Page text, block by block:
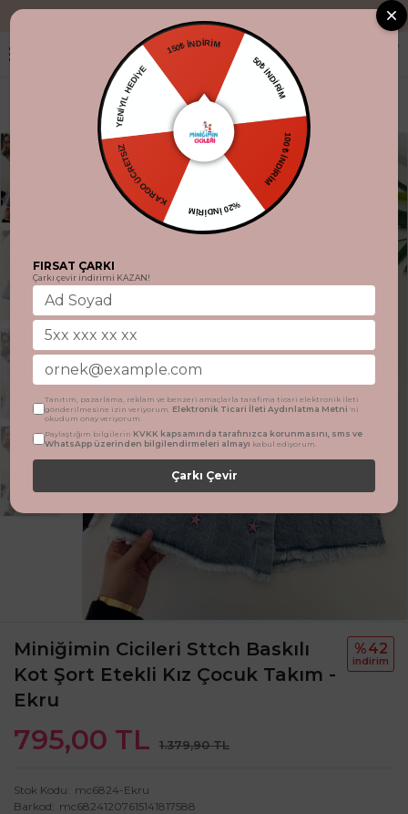
"Aynı gün
Miniğimin Cicileri Sttch Baskılı
Kot Şort Etekli Kız Çocuk Takım -
Ekru
795,00 TL 1.379,90 TL
%42
i̇ndi̇ri̇m
Stok Kodu
mc6824-Ekru
Barkod
mc68241207615141817588
150₺ İNDİRİM
50₺ İNDİRİM
100 ₺ İNDİRİM
%20 İNDİRİM
KARGO ÜCRETSİZ
YENİYIL HEDİYE
FIRSAT ÇARKI
Çarkı çevir indirimi KAZAN!
Tanıtım, pazarlama, reklam ve benzeri amaçlarla tarafıma ticari elektronik ileti
gönderilmesine izin veriyorum. Elektronik Ticari İleti Aydınlatma Metni 'ni
okudum onay veriyorum.
Paylaştığım bilgilerin KVKK kapsamında tarafınızca korunmasını, sms ve
WhatsApp üzerinden bilgilendirmeleri almayı kabul ediyorum.
Çarkı Çevir